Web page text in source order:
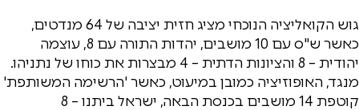
גוש הקואליציה הנוכחי מציג חזית יציבה של 64 מנדטים,
כאשר ש"ס עם 10 מושבים, יהדות התורה עם 8, עוצמה
יהודית – 8 והציונות הדתית – 4 מבצרות את כוחו של נתניהו.
מנגד, האופוזיציה כמובן במיעוט, כאשר 'הרשימה המשותפת'
קוטפת 14 מושבים בכנסת הבאה, ישראל ביתנו – 8